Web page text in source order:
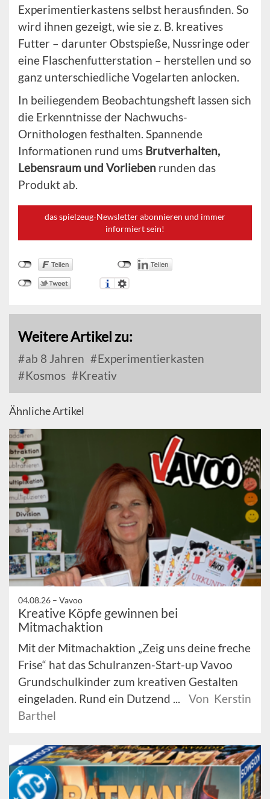
Experimentierkastens selbst herausfinden. So
wird ihnen gezeigt, wie sie z. B. kreatives
Futter – darunter Obstspieße, Nussringe oder
eine Flaschenfutterstation – herstellen und so
ganz unterschiedliche Vogelarten anlocken.
In beiliegendem Beobachtungsheft lassen sich
die Erkenntnisse der Nachwuchs-
Ornithologen festhalten. Spannende
Informationen rund ums Brutverhalten,
Lebensraum und Vorlieben runden das
Produkt ab.
das spielzeug-Newsletter abonnieren und immer
informiert sein!
Weitere Artikel zu:
ab 8 Jahren
Experimentierkasten
Kosmos
Kreativ
Ähnliche Artikel
04.08.26 – Vavoo
Kreative Köpfe gewinnen bei
Mitmachaktion
Mit der Mitmachaktion „Zeig uns deine freche
Frise“ hat das Schulranzen-Start-up Vavoo
Grundschulkinder zum kreativen Gestalten
eingeladen. Rund ein Dutzend ...
Von Kerstin
Barthel